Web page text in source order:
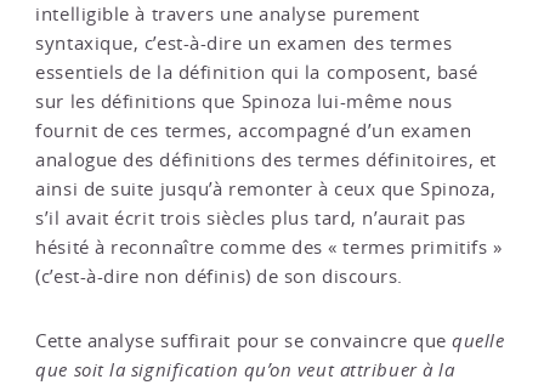
intelligible à travers une analyse purement
syntaxique, c’est-à-dire un examen des termes
essentiels de la définition qui la composent, basé
sur les définitions que Spinoza lui-même nous
fournit de ces termes, accompagné d’un examen
analogue des définitions des termes définitoires, et
ainsi de suite jusqu’à remonter à ceux que Spinoza,
s’il avait écrit trois siècles plus tard, n’aurait pas
hésité à reconnaître comme des « termes primitifs »
(c’est-à-dire non définis) de son discours.
Cette analyse suffirait pour se convaincre quequelle
que soit la signification qu’on veut attribuer à la